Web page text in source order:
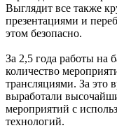
Выглядит все также
презентациями и
этом безопасно.
За 2,5 года работы на
количество
трансляциями. За это
выработали
мероприятий с
технологий.